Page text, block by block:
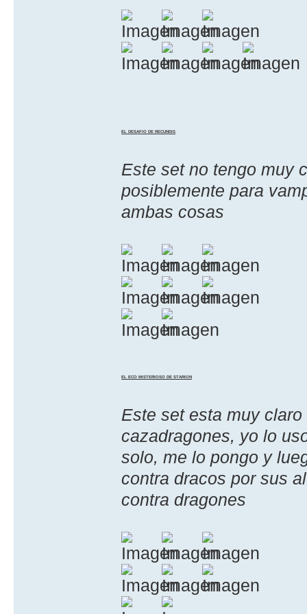
EL DESAFIO DE RECUNDIS
Este set no tengo muy
posiblemente para
ambas cosas
EL ECO MISTERIOSO DE STARION
Este set esta muy
cazadragones, yo lo
solo, me lo pongo y
contra dracos por sus
contra dragones